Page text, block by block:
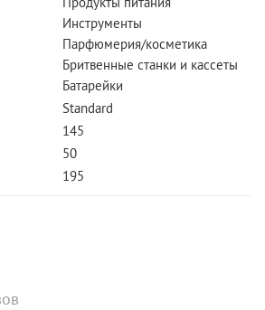
Инструменты
Парфюмерия/косметика
Бритвенные станки и кассеты
Батарейки
Standard
145
50
195